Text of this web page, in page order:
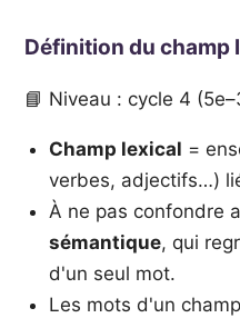
Définition du champ
📘 Niveau : cycle 4
Champ lexical =
verbes, adjectifs…)
À ne pas confondre
sémantique, qui
d'un seul mot.
Les mots d'un